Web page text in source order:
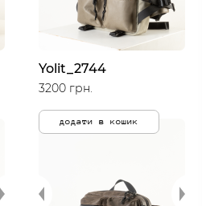
Yolit_2744
3200 грн.
додати в кошик